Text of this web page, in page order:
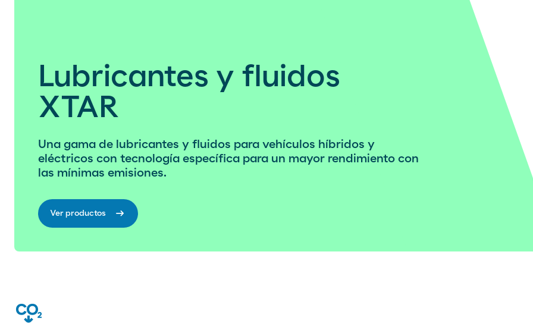
Teléfono de emergencia
900 33 77 33
E-mail Iniciar chat Atención al cliente
900 100 269
Lubricantes y fluidos
XTAR
Una gama de lubricantes y fluidos para vehículos híbridos y
eléctricos con tecnología específica para un mayor rendimiento con
las mínimas emisiones.
Ver productos arrow_right_alt